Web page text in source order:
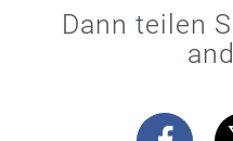
Dann teilen